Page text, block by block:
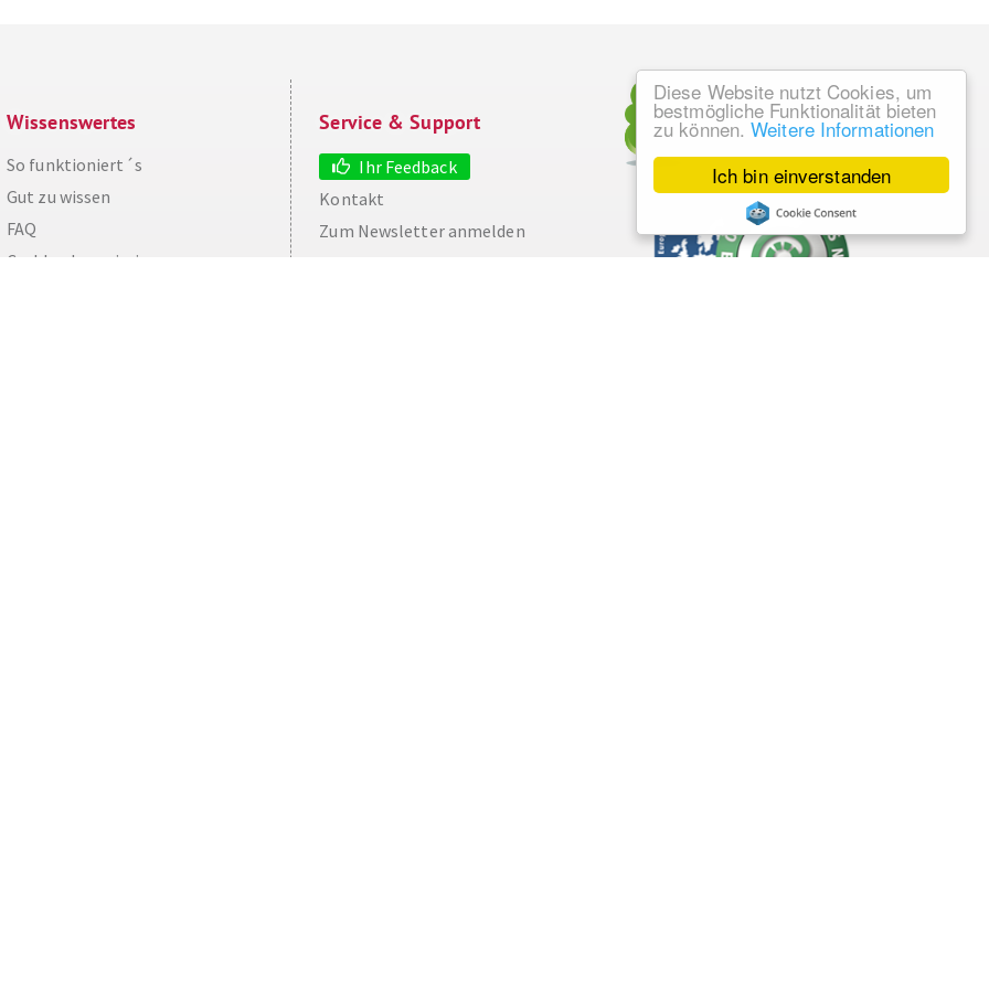
Ich bin einverstanden
Diese Website nutzt Cookies, um
bestmögliche Funktionalität bieten
zu können.Weitere Informationen
Wissenswertes
So funktioniert´s
Gut zu wissen
FAQ
Cashback maximieren
Service & Support
Ihr Feedback
Kontakt
Zum Newsletter anmelden